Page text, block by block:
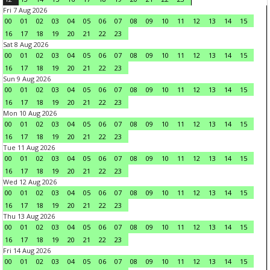
Fri 7 Aug 2026
00
01 02 03 04 05 06 07 08 09 10 11 12 13 14
15
16
17 18 19 20 21 22
23
Sat 8 Aug 2026
00
01 02 03 04 05 06 07 08 09 10 11 12 13 14
15
16
17 18 19 20 21 22
23
Sun 9 Aug 2026
00
01 02 03 04 05 06 07 08 09 10 11 12 13 14
15
16
17 18 19 20 21 22
23
Mon 10 Aug 2026
00
01 02 03 04 05 06 07 08 09 10 11 12 13 14
15
16
17 18 19 20 21 22
23
Tue 11 Aug 2026
00
01 02 03 04 05 06 07 08 09 10 11 12 13 14
15
16
17 18 19 20 21 22
23
Wed 12 Aug 2026
00
01 02 03 04 05 06 07 08 09 10 11 12 13 14
15
16
17 18 19 20 21 22
23
Thu 13 Aug 2026
00
01 02 03 04 05 06 07 08 09 10 11 12 13 14
15
16
17 18 19 20 21 22
23
Fri 14 Aug 2026
00
01 02 03 04 05 06 07 08 09 10 11 12 13 14
15